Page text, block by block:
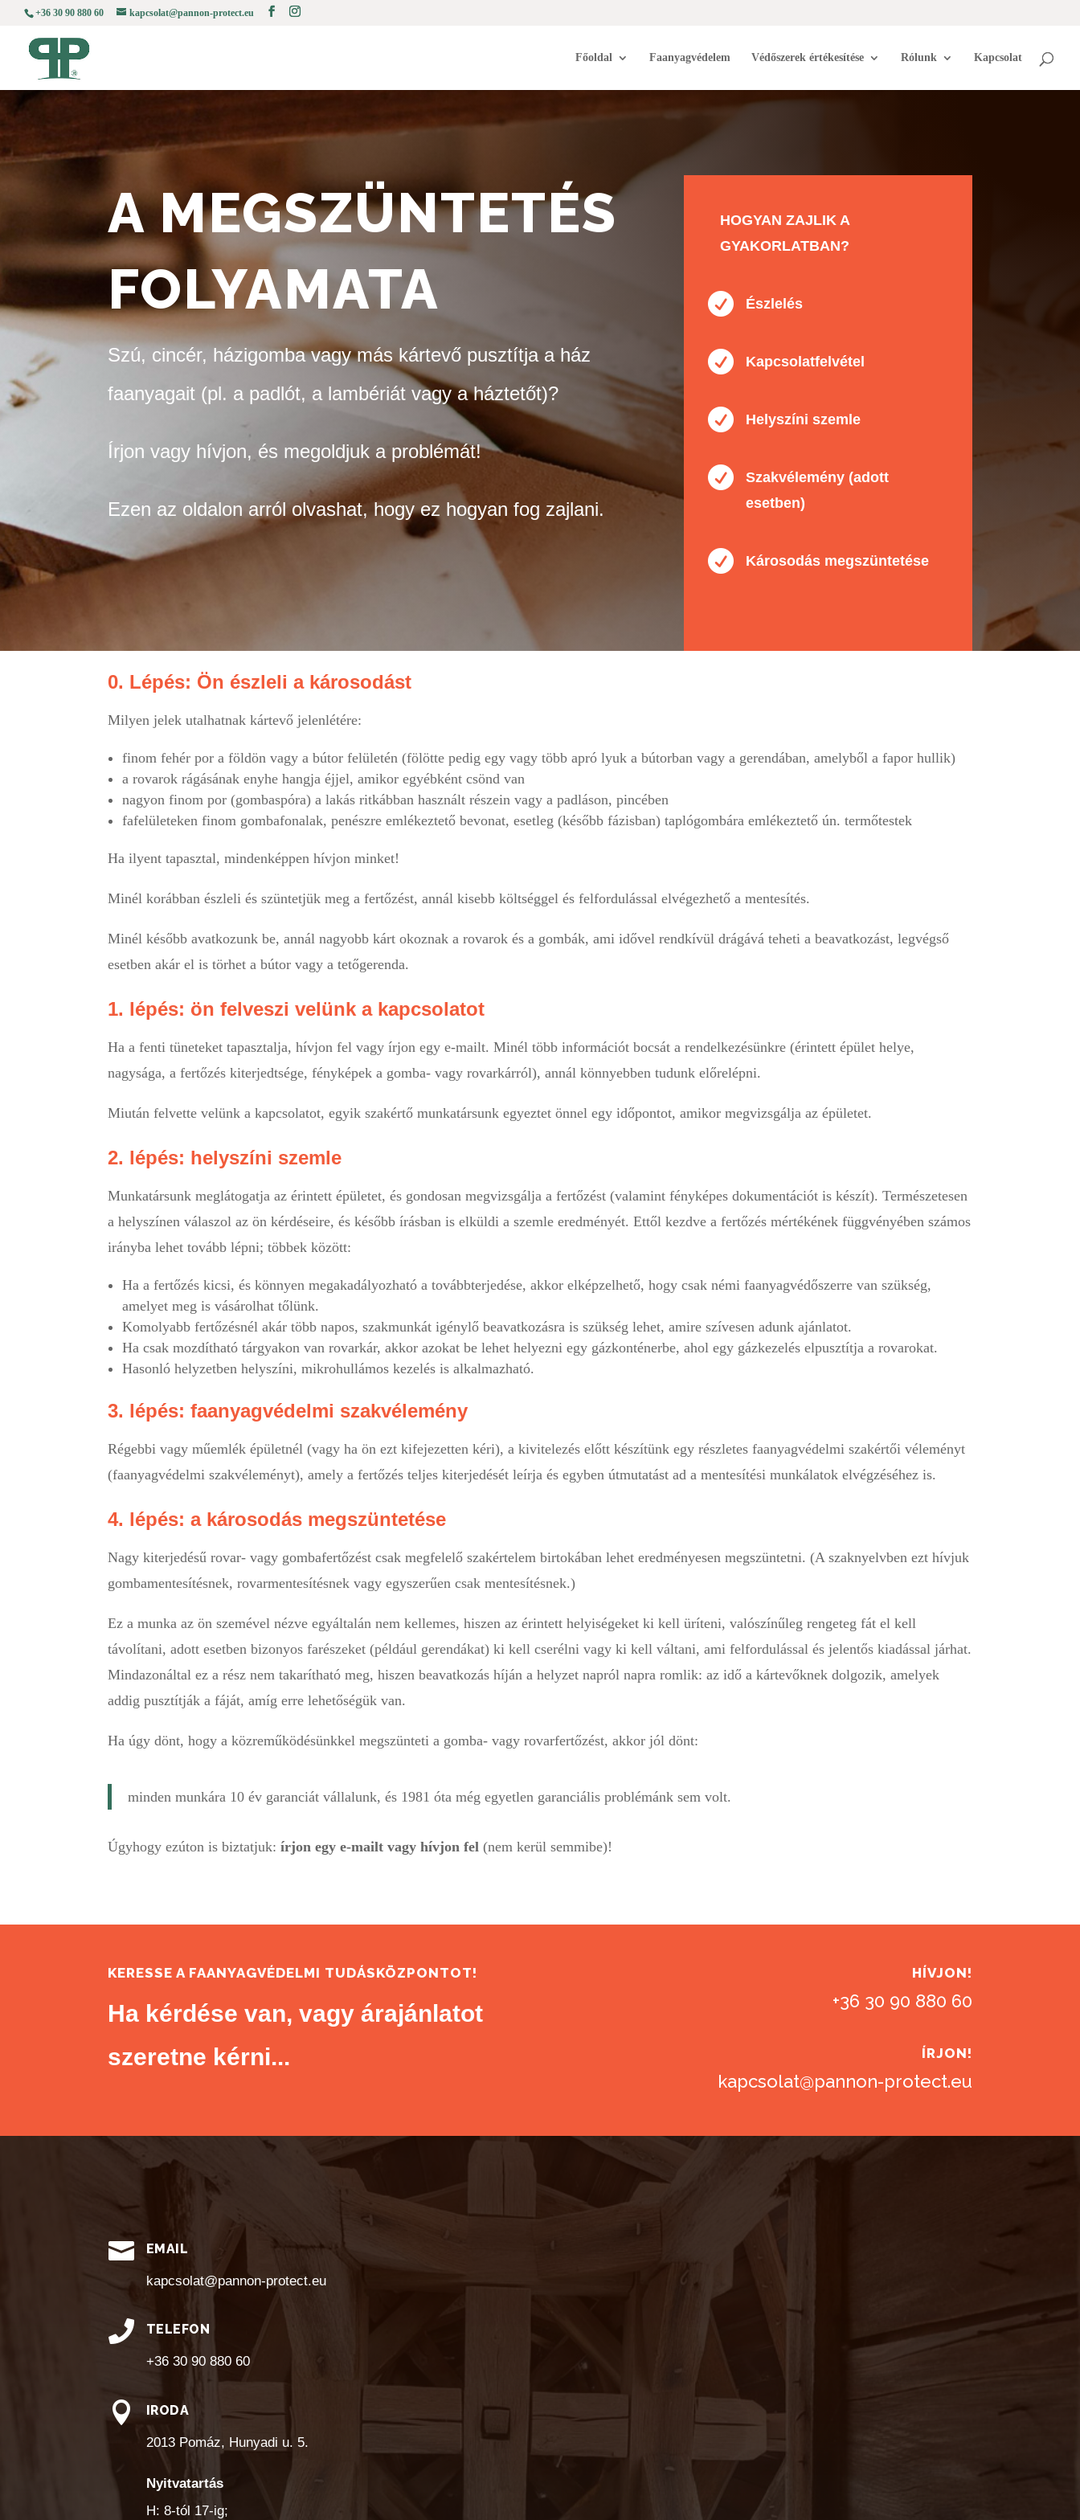
+36 30 90 880 60 kapcsolat@pannon-protect.eu
Főoldal Faanyagvédelem Védőszerek értékesítése Rólunk Kapcsolat
A MEGSZÜNTETÉS
FOLYAMATA
Szú, cincér, házigomba vagy más kártevő pusztítja a ház
faanyagait (pl. a padlót, a lambériát vagy a háztetőt)?
Írjon vagy hívjon, és megoldjuk a problémát!
Ezen az oldalon arról olvashat, hogy ez hogyan fog zajlani.
HOGYAN ZAJLIK A
GYAKORLATBAN?
 Észlelés
 Kapcsolatfelvétel
 Helyszíni szemle

Szakvélemény (adott
esetben)
 Károsodás megszüntetése
0. Lépés: Ön észleli a károsodást
Milyen jelek utalhatnak kártevő jelenlétére:
finom fehér por a földön vagy a bútor felületén (fölötte pedig egy vagy több apró lyuk a bútorban vagy a gerendában, amelyből a fapor hullik)
a rovarok rágásának enyhe hangja éjjel, amikor egyébként csönd van
nagyon finom por (gombaspóra) a lakás ritkábban használt részein vagy a padláson, pincében
fafelületeken finom gombafonalak, penészre emlékeztető bevonat, esetleg (később fázisban) taplógombára emlékeztető ún. termőtestek
Ha ilyent tapasztal, mindenképpen hívjon minket!
Minél korábban észleli és szüntetjük meg a fertőzést, annál kisebb költséggel és felfordulással elvégezhető a mentesítés.
Minél később avatkozunk be, annál nagyobb kárt okoznak a rovarok és a gombák, ami idővel rendkívül drágává teheti a beavatkozást, legvégső
esetben akár el is törhet a bútor vagy a tetőgerenda.
1. lépés: ön felveszi velünk a kapcsolatot
Ha a fenti tüneteket tapasztalja, hívjon fel vagy írjon egy e-mailt. Minél több információt bocsát a rendelkezésünkre (érintett épület helye,
nagysága, a fertőzés kiterjedtsége, fényképek a gomba- vagy rovarkárról), annál könnyebben tudunk előrelépni.
Miután felvette velünk a kapcsolatot, egyik szakértő munkatársunk egyeztet önnel egy időpontot, amikor megvizsgálja az épületet.
2. lépés: helyszíni szemle
Munkatársunk meglátogatja az érintett épületet, és gondosan megvizsgálja a fertőzést (valamint fényképes dokumentációt is készít). Természetesen
a helyszínen válaszol az ön kérdéseire, és később írásban is elküldi a szemle eredményét. Ettől kezdve a fertőzés mértékének függvényében számos
irányba lehet tovább lépni; többek között:
Ha a fertőzés kicsi, és könnyen megakadályozható a továbbterjedése, akkor elképzelhető, hogy csak némi faanyagvédőszerre van szükség,
amelyet meg is vásárolhat tőlünk.
Komolyabb fertőzésnél akár több napos, szakmunkát igénylő beavatkozásra is szükség lehet, amire szívesen adunk ajánlatot.
Ha csak mozdítható tárgyakon van rovarkár, akkor azokat be lehet helyezni egy gázkonténerbe, ahol egy gázkezelés elpusztítja a rovarokat.
Hasonló helyzetben helyszíni, mikrohullámos kezelés is alkalmazható.
3. lépés: faanyagvédelmi szakvélemény
Régebbi vagy műemlék épületnél (vagy ha ön ezt kifejezetten kéri), a kivitelezés előtt készítünk egy részletes faanyagvédelmi szakértői véleményt
(faanyagvédelmi szakvéleményt), amely a fertőzés teljes kiterjedését leírja és egyben útmutatást ad a mentesítési munkálatok elvégzéséhez is.
4. lépés: a károsodás megszüntetése
Nagy kiterjedésű rovar- vagy gombafertőzést csak megfelelő szakértelem birtokában lehet eredményesen megszüntetni. (A szaknyelvben ezt hívjuk
gombamentesítésnek, rovarmentesítésnek vagy egyszerűen csak mentesítésnek.)
Ez a munka az ön szemével nézve egyáltalán nem kellemes, hiszen az érintett helyiségeket ki kell üríteni, valószínűleg rengeteg fát el kell
távolítani, adott esetben bizonyos farészeket (például gerendákat) ki kell cserélni vagy ki kell váltani, ami felfordulással és jelentős kiadással járhat.
Mindazonáltal ez a rész nem takarítható meg, hiszen beavatkozás híján a helyzet napról napra romlik: az idő a kártevőknek dolgozik, amelyek
addig pusztítják a fáját, amíg erre lehetőségük van.
Ha úgy dönt, hogy a közreműködésünkkel megszünteti a gomba- vagy rovarfertőzést, akkor jól dönt:
minden munkára 10 év garanciát vállalunk, és 1981 óta még egyetlen garanciális problémánk sem volt.
Úgyhogy ezúton is biztatjuk:írjon egy e-mailt vagy hívjon fel (nem kerül semmibe)!
KERESSE A FAANYAGVÉDELMI TUDÁSKÖZPONTOT!
Ha kérdése van, vagy árajánlatot
szeretne kérni...
HÍVJON!
+36 30 90 880 60
ÍRJON!
kapcsolat@pannon-protect.eu
 EMAIL
kapcsolat@pannon-protect.eu
 TELEFON
+36 30 90 880 60
 IRODA
2013 Pomáz, Hunyadi u. 5.
Nyitvatartás
H: 8-tól 17-ig;